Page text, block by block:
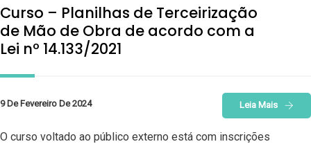
Curso – Planilhas de Terceirização
de Mão de Obra de acordo com a
Lei nº 14.133/2021
9 De Fevereiro De 2024 Leia Mais
O curso voltado ao público externo está com inscrições